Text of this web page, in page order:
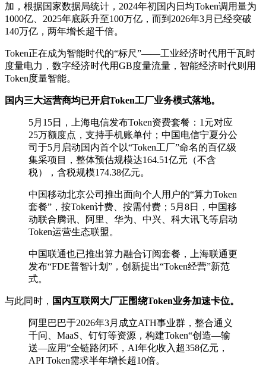
加，根据国家数据局统计，2024年初国内日均Token调用量为
1000亿、2025年底跃升至100万亿，而到2026年3月已经突破
140万亿，两年增长超千倍。
Token正在成为智能时代的“标尺”——工业经济时代用千瓦时
度量电力，数字经济时代用GB度量流量，智能经济时代则用
Token度量智能。
国内三大运营商均已开启Token工厂业务模式落地。
5月15日，上海电信发布Token资费套餐：1元对应
25万额度点，支持手机账单付；中国电信宁夏分公
司于5月启动国内首个以“Token工厂”命名的百亿级
集采项目，整体预估规模达164.51亿元（不含
税），含税规模174.38亿元。
中国移动北京公司推出面向个人用户的“算力Token
套餐”，按Token计费、按需付费；5月8日，中国移
动联合腾讯、阿里、华为、中兴、科大讯飞等启动
Token运营生态联盟。
中国联通也已推出算力融合订阅套餐，上海联通更
发布“FDE普智计划”，创新提出“Token经营”新范
式。
与此同时， 国内互联网大厂正围绕Token业务加速卡位。
阿里巴巴于2026年3月成立ATH事业群，整合通义
千问、MaaS、钉钉等资源，构建Token“创造—输
送—应用”全链路闭环，AI年化收入超358亿元，
API Token需求半年增长超10倍。